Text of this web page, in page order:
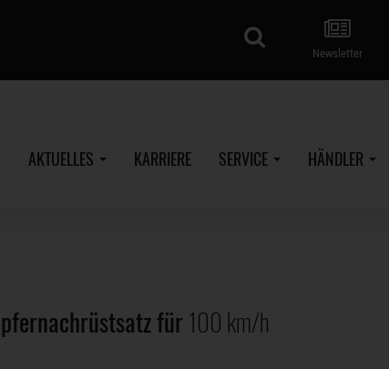
Newsletter
AKTUELLES KARRIERE SERVICE HÄNDLER
für 100 km/h